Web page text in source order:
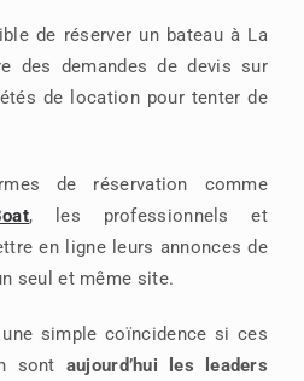
de réserver un bateau à La
des demandes de devis sur
de location pour tenter de
de réservation comme
, les professionnels et
en ligne leurs annonces de
seul et même site.
une simple coïncidence si ces
sont aujourd’hui les leaders